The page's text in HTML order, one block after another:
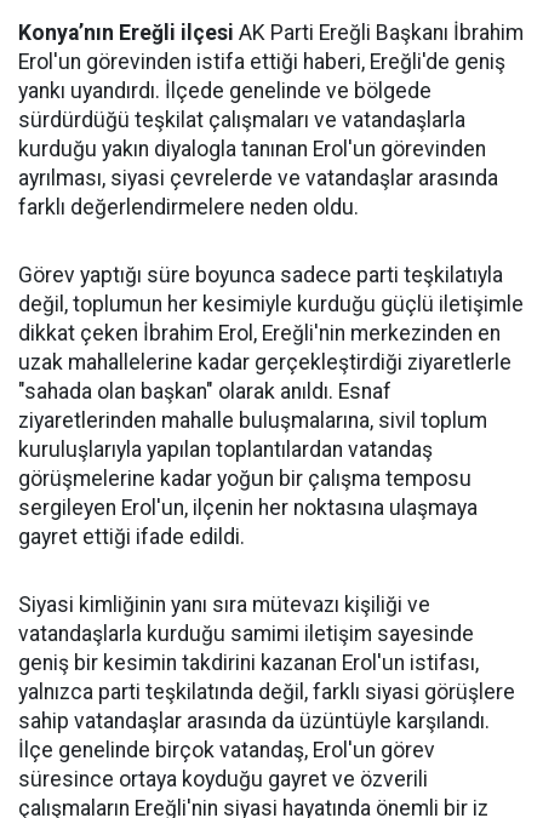
Konya’nın Ereğli ilçesi AK Parti Ereğli Başkanı İbrahim
Erol'un görevinden istifa ettiği haberi, Ereğli'de geniş
yankı uyandırdı. İlçede genelinde ve bölgede
sürdürdüğü teşkilat çalışmaları ve vatandaşlarla
kurduğu yakın diyalogla tanınan Erol'un görevinden
ayrılması, siyasi çevrelerde ve vatandaşlar arasında
farklı değerlendirmelere neden oldu.
Görev yaptığı süre boyunca sadece parti teşkilatıyla
değil, toplumun her kesimiyle kurduğu güçlü iletişimle
dikkat çeken İbrahim Erol, Ereğli'nin merkezinden en
uzak mahallelerine kadar gerçekleştirdiği ziyaretlerle
"sahada olan başkan" olarak anıldı. Esnaf
ziyaretlerinden mahalle buluşmalarına, sivil toplum
kuruluşlarıyla yapılan toplantılardan vatandaş
görüşmelerine kadar yoğun bir çalışma temposu
sergileyen Erol'un, ilçenin her noktasına ulaşmaya
gayret ettiği ifade edildi.
Siyasi kimliğinin yanı sıra mütevazı kişiliği ve
vatandaşlarla kurduğu samimi iletişim sayesinde
geniş bir kesimin takdirini kazanan Erol'un istifası,
yalnızca parti teşkilatında değil, farklı siyasi görüşlere
sahip vatandaşlar arasında da üzüntüyle karşılandı.
İlçe genelinde birçok vatandaş, Erol'un görev
süresince ortaya koyduğu gayret ve özverili
çalışmaların Ereğli'nin siyasi hayatında önemli bir iz